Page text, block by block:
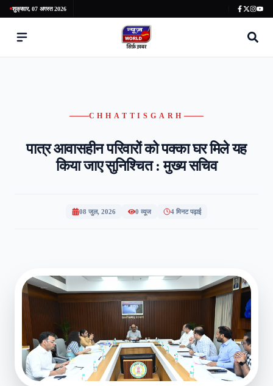
शुक्रवार, 07 अगस्त 2026
CHHATTISGARH
पात्र आवासहीन परिवारों को पक्का घर मिले यह
किया जाए सुनिश्चित : मुख्य सचिव
08 जुल, 2026 0 व्यूज 4 मिनट पढ़ाई